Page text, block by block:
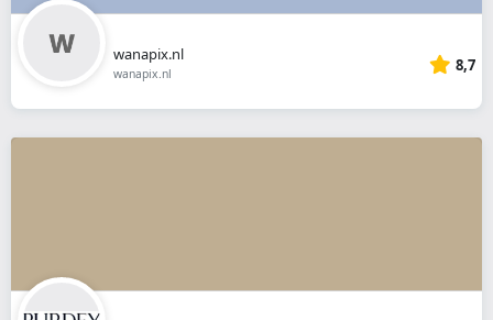
wanapix.nl
wanapix.nl 8,7